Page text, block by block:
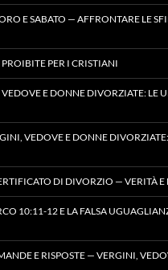
E SABATO — AFFRONTARE LE
PER I CRISTIANI
E DONNE DIVORZIATE: LE
VEDOVE E DONNE
DI DIVORZIO — VERITÀ E
10:11-12 E LA FALSA
E RISPOSTE — VERGINI,